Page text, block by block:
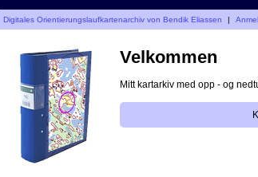
Digitales Orientierungslaufkartenarchiv von Bendik Eliassen |
Velkommen
Mitt kartarkiv med opp - og